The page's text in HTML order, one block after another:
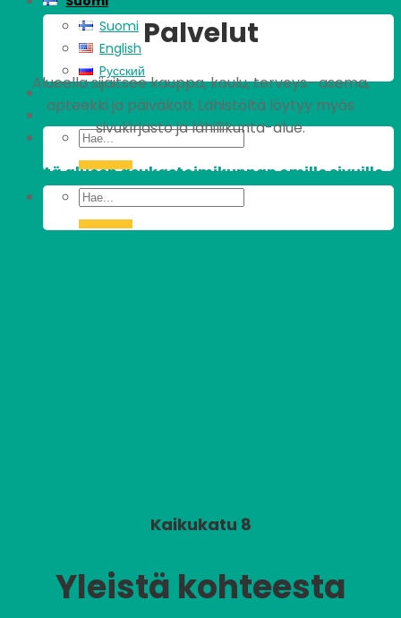
Suomi
English
Pусский
Palvelut
Alueella sijaitsee kauppa, koulu, terveys- asema,
apteekki ja päiväkoti. Lähistöltä löytyy myös
sivukirjasto ja lähiliikunta-alue.
Tästä alueen asukastoimikunnan omille sivuille.
Kaikukatu 8
Yleistä kohteesta